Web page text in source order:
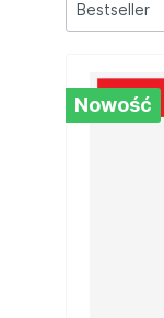
Nowość